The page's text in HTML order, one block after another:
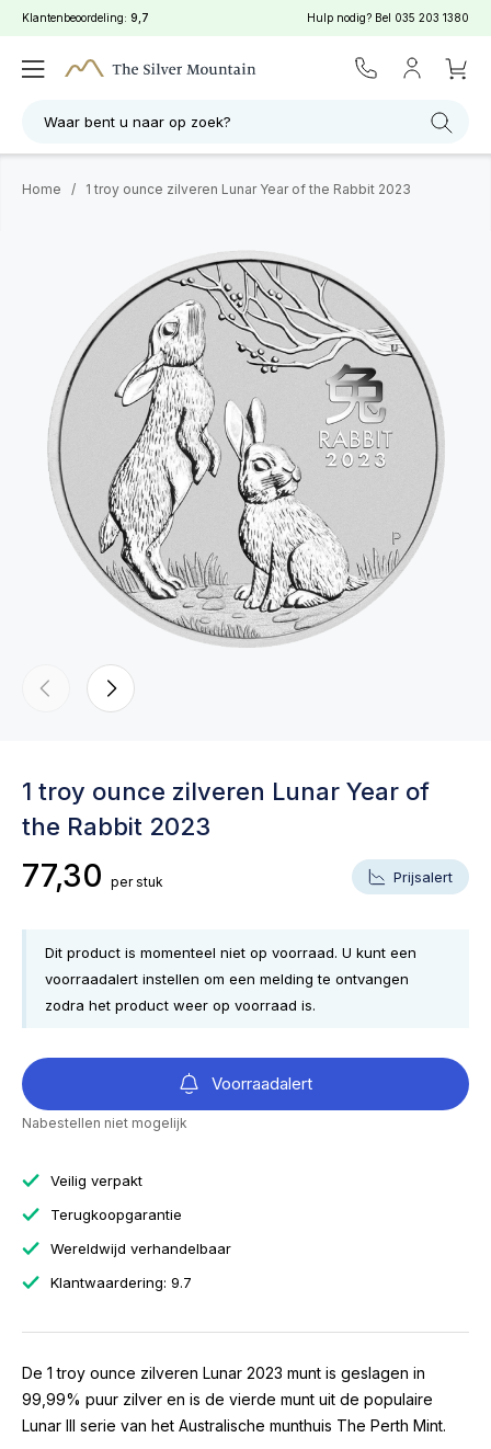
Klantenbeoordeling: 9,7 Hulp nodig? Bel 035 203 1380
Waar bent u naar op zoek?
Home / 1 troy ounce zilveren Lunar Year of the Rabbit 2023
1 troy ounce zilveren Lunar Year of
the Rabbit 2023
77,30 per stuk Prijsalert
Dit product is momenteel niet op voorraad. U kunt een
voorraadalert instellen om een melding te ontvangen
zodra het product weer op voorraad is.
Voorraadalert
Nabestellen niet mogelijk
Veilig verpakt
Terugkoopgarantie
Wereldwijd verhandelbaar
Klantwaardering: 9.7
De 1 troy ounce zilveren Lunar 2023 munt is geslagen in
99,99% puur zilver en is de vierde munt uit de populaire
Lunar III serie van het Australische munthuis The Perth Mint.